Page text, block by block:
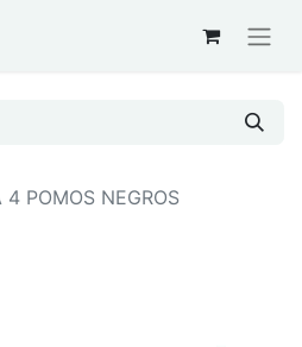
4 POMOS NEGROS